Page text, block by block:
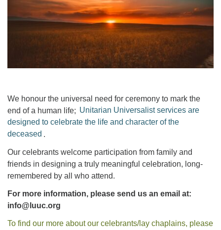
We honour the universal need for ceremony to mark the
end of a human life; Unitarian Universalist services are
designed to celebrate the life and character of the
deceased .
Our celebrants welcome participation from family and
friends in designing a truly meaningful celebration, long-
remembered by all who attend.
For more information, please send us an email at:
info@luuc.org
To find our more about our celebrants/lay chaplains, please